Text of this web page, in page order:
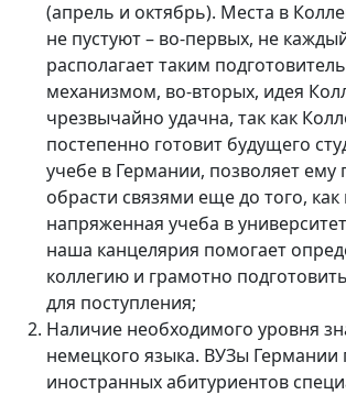
(апрель и октябрь). Места в
не пустуют – во-первых, не
располагает таким
механизмом, во-вторых, идея
чрезвычайно удачна, так как
постепенно готовит будущего
учебе в Германии, позволяет ему
обрасти связями еще до того, как
напряженная учеба в
наша канцелярия помогает
коллегию и грамотно
для поступления;
Наличие необходимого уровня
немецкого языка. ВУЗы Германии
иностранных абитуриентов